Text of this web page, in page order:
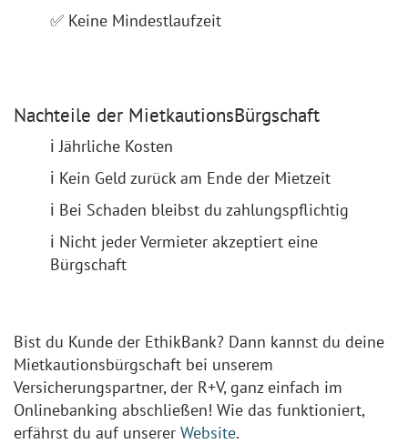
✅ Keine Mindestlaufzeit
Nachteile der MietkautionsBürgschaft
ℹ️ Jährliche Kosten
ℹ️ Kein Geld zurück am Ende der Mietzeit
ℹ️ Bei Schaden bleibst du zahlungspflichtig
ℹ️ Nicht jeder Vermieter akzeptiert eine
Bürgschaft
Bist du Kunde der EthikBank? Dann kannst du deine
Mietkautionsbürgschaft bei unserem
Versicherungspartner, der R+V, ganz einfach im
Onlinebanking abschließen! Wie das funktioniert,
erfährst du auf unserer Website.